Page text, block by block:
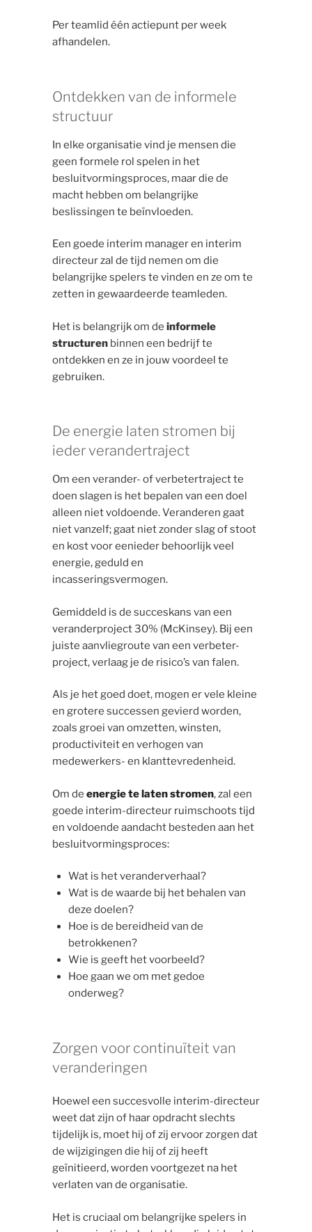
Per teamlid één actiepunt per week
afhandelen.
Ontdekken van de informele
structuur
In elke organisatie vind je mensen die
geen formele rol spelen in het
besluitvormingsproces, maar die de
macht hebben om belangrijke
beslissingen te beïnvloeden.
Een goede interim manager en interim
directeur zal de tijd nemen om die
belangrijke spelers te vinden en ze om te
zetten in gewaardeerde teamleden.
Het is belangrijk om de informele
structuren binnen een bedrijf te
ontdekken en ze in jouw voordeel te
gebruiken.
De energie laten stromen bij
ieder verandertraject
Om een verander- of verbetertraject te
doen slagen is het bepalen van een doel
alleen niet voldoende. Veranderen gaat
niet vanzelf; gaat niet zonder slag of stoot
en kost voor eenieder behoorlijk veel
energie, geduld en
incasseringsvermogen.
Gemiddeld is de succeskans van een
veranderproject 30% (McKinsey). Bij een
juiste aanvliegroute van een verbeter-
project, verlaag je de risico’s van falen.
Als je het goed doet, mogen er vele kleine
en grotere successen gevierd worden,
zoals groei van omzetten, winsten,
productiviteit en verhogen van
medewerkers- en klanttevredenheid.
Om de energie te laten stromen, zal een
goede interim-directeur ruimschoots tijd
en voldoende aandacht besteden aan het
besluitvormingsproces:
Wat is het veranderverhaal?
Wat is de waarde bij het behalen van
deze doelen?
Hoe is de bereidheid van de
betrokkenen?
Wie is geeft het voorbeeld?
Hoe gaan we om met gedoe
onderweg?
Zorgen voor continuïteit van
veranderingen
Hoewel een succesvolle interim-directeur
weet dat zijn of haar opdracht slechts
tijdelijk is, moet hij of zij ervoor zorgen dat
de wijzigingen die hij of zij heeft
geïnitieerd, worden voortgezet na het
verlaten van de organisatie.
Het is cruciaal om belangrijke spelers in